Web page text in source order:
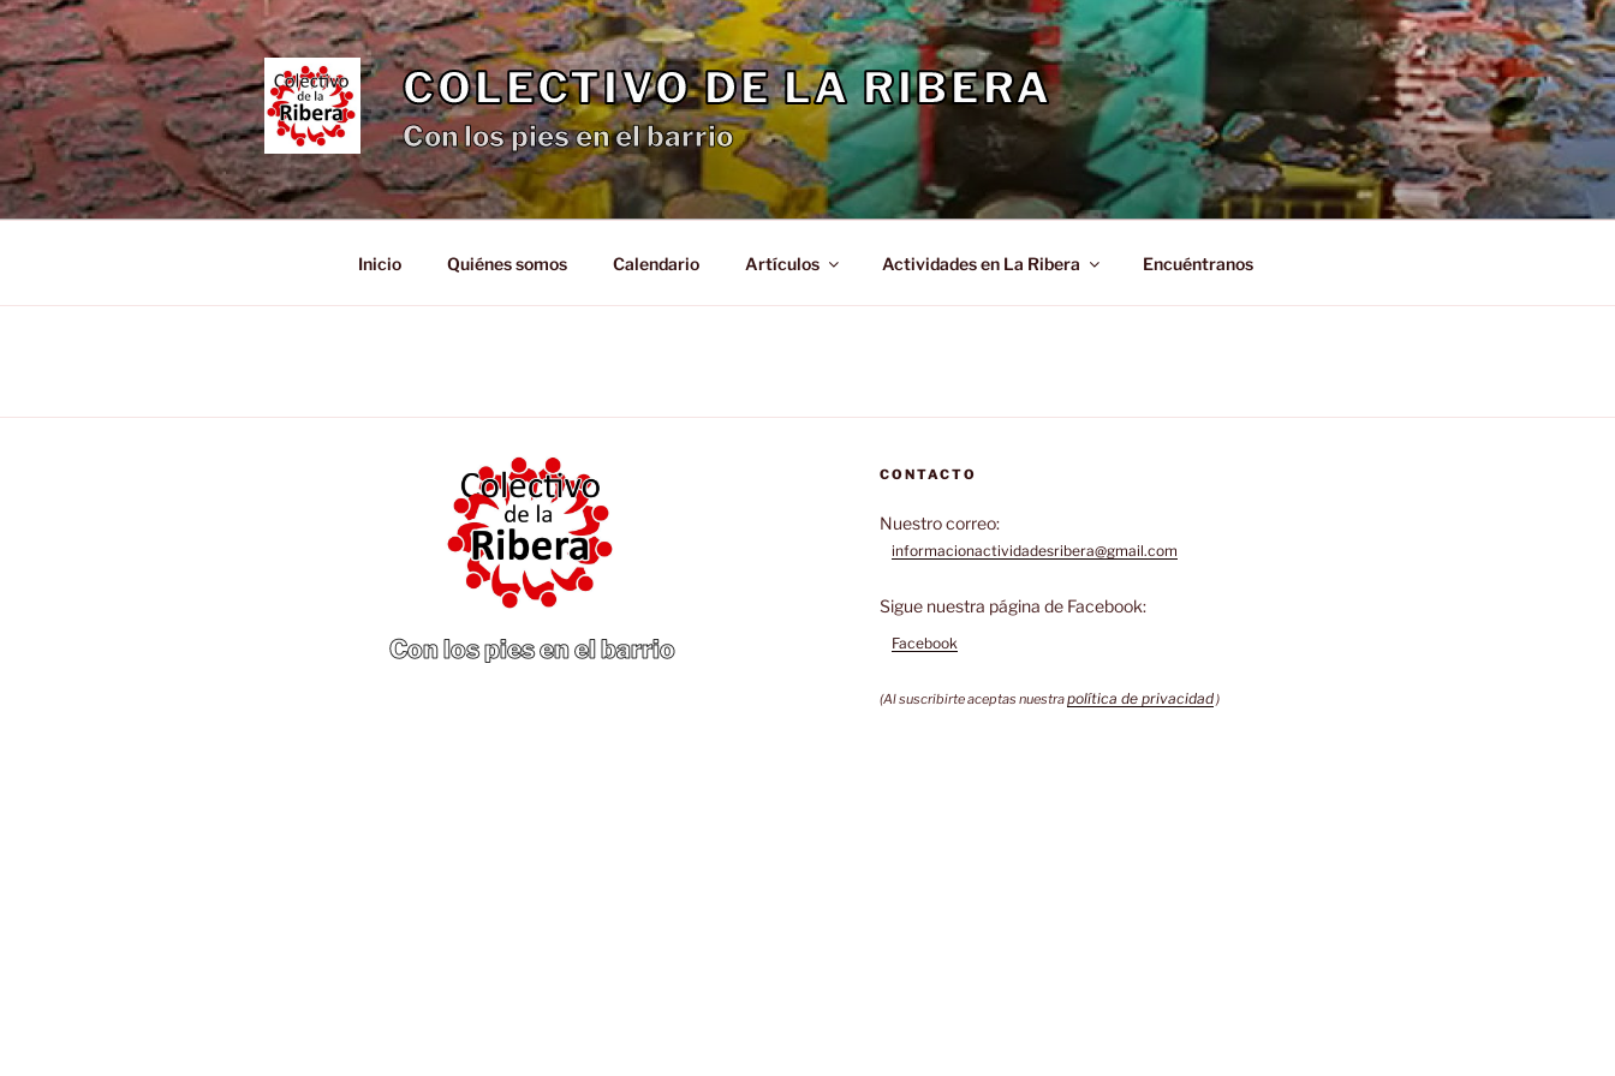
Saltar
al
contenido
COLECTIVO DE LA RIBERA
Con los pies en el barrio
Inicio Quiénes somos Calendario Artículos Actividades en La Ribera Encuéntranos
Con los pies en el barrio
CONTACTO
Nuestro correo:
informacionactividadesribera@gmail.com
Sigue nuestra página de Facebook:
Facebook
(Al suscribirte aceptas nuestrapolítica de privacidad)